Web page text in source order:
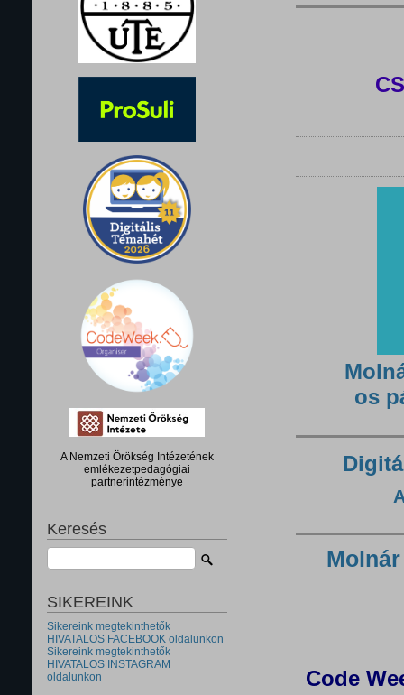
A Nemzeti Örökség Intézetének
emlékezetpedagógiai
partnerintézménye
Keresés
SIKEREINK
Sikereink megtekinthetők
HIVATALOS FACEBOOK oldalunkon
Sikereink megtekinthetők
HIVATALOS INSTAGRAM
oldalunkon
os
Code